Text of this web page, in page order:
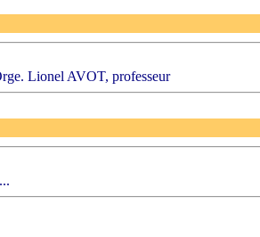
Lionel AVOT, professeur